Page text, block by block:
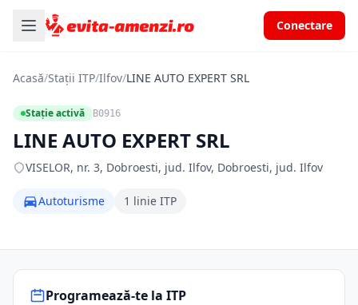
Conectare
Acasă/Stații ITP/Ilfov/LINE AUTO EXPERT SRL
Stație activă B0916
LINE AUTO EXPERT SRL
VISELOR, nr. 3, Dobroesti, jud. Ilfov, Dobroesti, jud. Ilfov
Autoturisme 1 linie ITP
Programează-te la ITP